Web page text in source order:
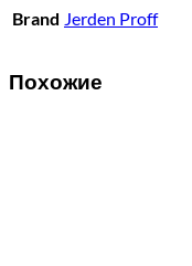
Brand Jerden Proff
Похожие